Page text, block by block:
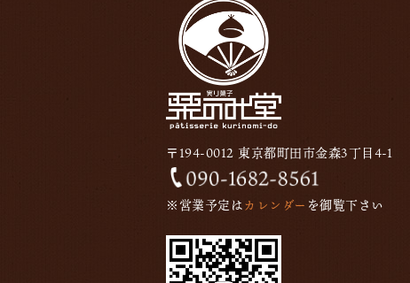
〒194-0012 東京都町田市金森3丁目4-1
※営業予定はカレンダー を御覧下さい